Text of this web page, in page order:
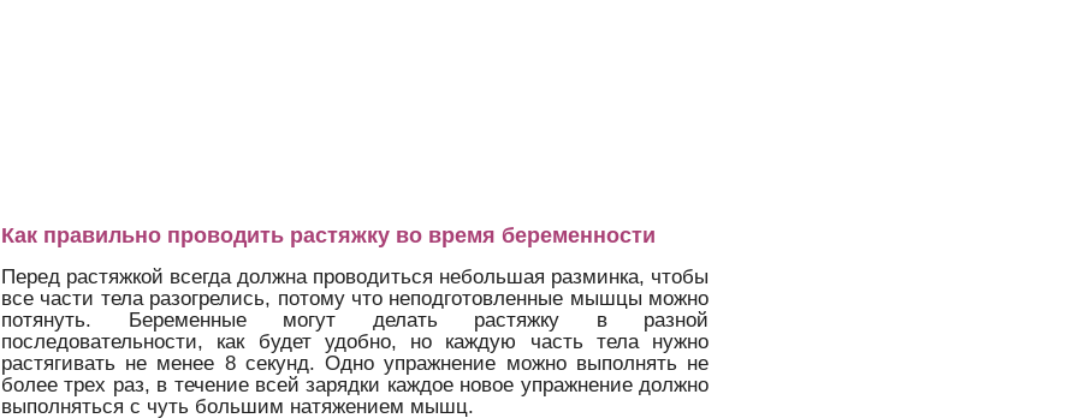
Как правильно проводить растяжку во время беременности
Перед растяжкой всегда должна проводиться небольшая разминка, чтобы
все части тела разогрелись, потому что неподготовленные мышцы можно
потянуть. Беременные могут делать растяжку в разной
последовательности, как будет удобно, но каждую часть тела нужно
растягивать не менее 8 секунд. Одно упражнение можно выполнять не
более трех раз, в течение всей зарядки каждое новое упражнение должно
выполняться с чуть большим натяжением мышц.